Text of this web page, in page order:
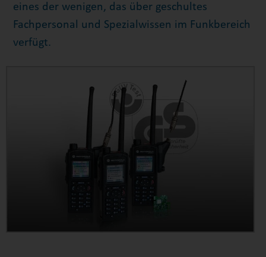
eines der wenigen, das über geschultes
Fachpersonal und Spezialwissen im Funkbereich
verfügt.